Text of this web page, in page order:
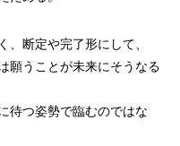
、断定や完了形にして、
願うことが未来にそうなる
待つ姿勢で臨むのではな